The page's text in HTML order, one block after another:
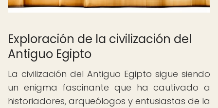
Exploración de la civilización del
Antiguo Egipto
La civilización del Antiguo Egipto sigue siendo
un enigma fascinante que ha cautivado a
historiadores, arqueólogos y entusiastas de la